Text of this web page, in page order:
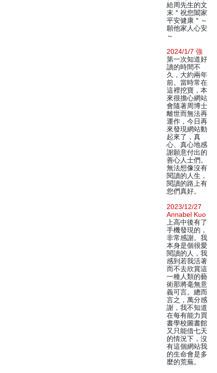
給周先生的文
末＂祝您闔家
平安健康＂～
願他家人心安
～
2024/1/7 強
第一次知道好
讀的時間不
久，大約兩年
前。當時常在
這裡挖寶，本
來很擔心網站
會隨著周博士
離世而無法再
運作，今日再
來發現網站動
起來了，真
心、真心地感
謝願意付出的
善心人士們。
無法想像沒有
閱讀的人生，
閱讀的路上有
您們真好。
2023/12/27
Annabel Kuo
上高中後有了
手機發現的，
非常感謝。我
本身是個很愛
閱讀的人，我
感到若我活著
而不去欣賞這
一種人類的藝
術那將毫無意
義可言。總而
言之，萬分感
謝，我不知道
在每有能力買
書學校圖書館
又只能借七天
的情況下，沒
有這個網站我
的生命會是多
麼的荒蕪。